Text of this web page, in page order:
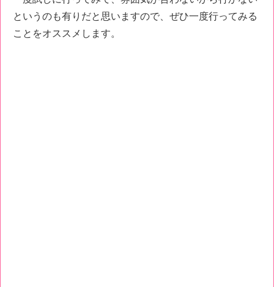
というのも有りだと思いますので、ぜひ一度行ってみる
ことをオススメします。